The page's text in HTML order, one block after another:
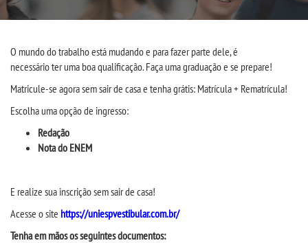
CPA
PROUNI
MANUAIS, PORTARIAS E
MENSALIDADES
O mundo do trabalho está mudando e para fazer parte dele, é
necessárioteruma boa qualificação. Façaumagraduaçãoe se prepare!
Matricule-se agora sem sair de casa e tenha grátis: Matrícula + Rematrícula!
Escolhauma opção de ingresso:
Redação
Nota do ENEM
E realize sua inscrição sem sair de casa!
Acesse o site https://uniespvestibular.com.br/
Tenha em mãos osseguintes documentos: